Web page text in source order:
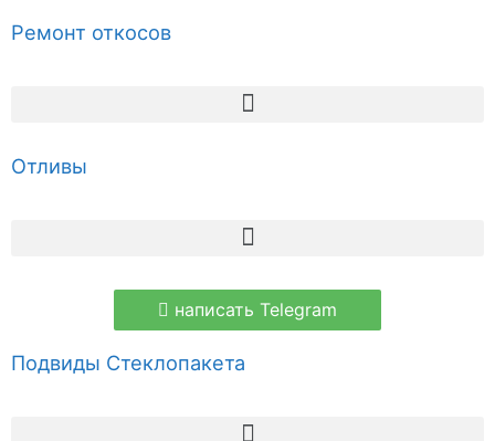
Ремонт откосов
Отливы
написать Telegram
Подвиды Стеклопакета